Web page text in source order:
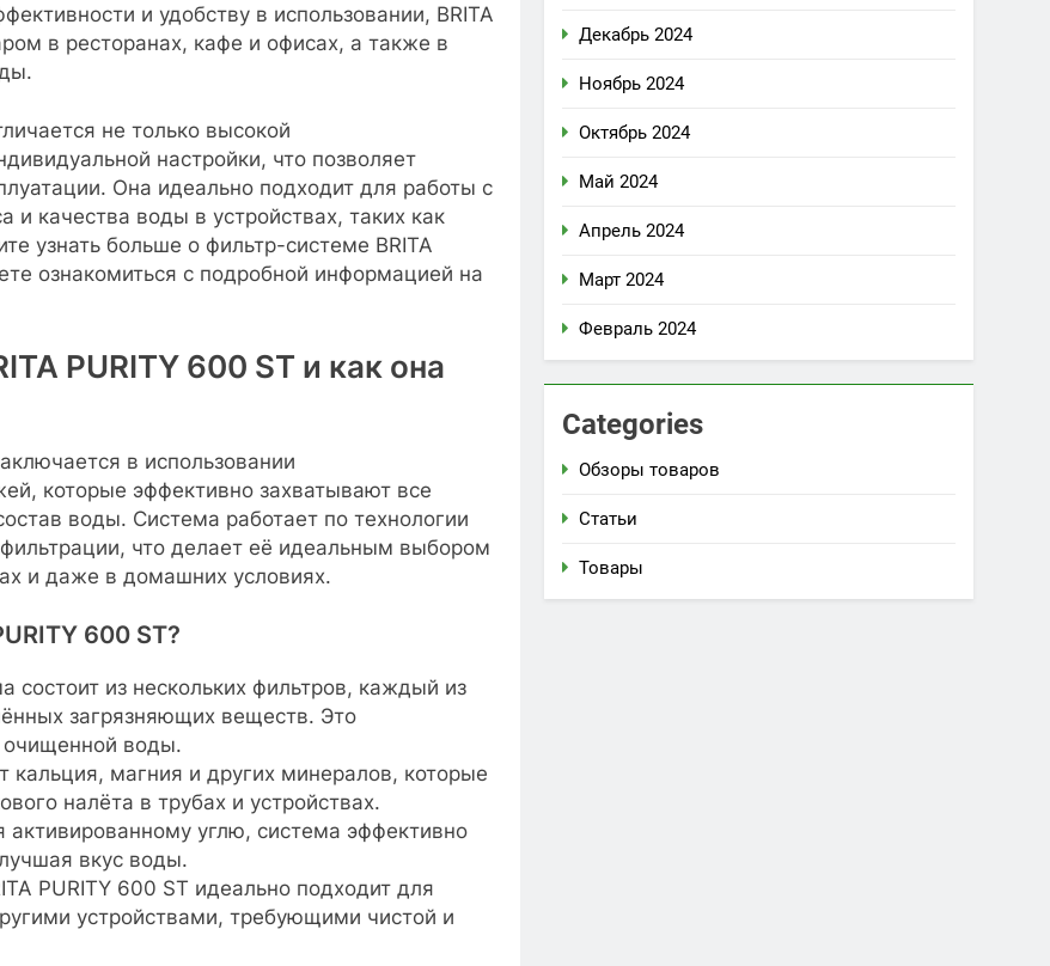
и удобству в использовании, BRITA
в ресторанах, кафе и офисах, а также в
не только высокой
настройки, что позволяет
Она идеально подходит для работы с
и качества воды в устройствах, таких как
узнать больше о фильтр-системе BRITA
ознакомиться с подробной информацией на
PURITY 600 ST и как она
в использовании
которые эффективно захватывают все
воды. Система работает по технологии
что делает её идеальным выбором
и даже в домашних условиях.
600 ST?
состоит из нескольких фильтров, каждый из
загрязняющих веществ. Это
очищенной воды.
магния и других минералов, которые
налёта в трубах и устройствах.
углю, система эффективно
вкус воды.
PURITY 600 ST идеально подходит для
устройствами, требующими чистой и
Декабрь 2024
Ноябрь 2024
Октябрь 2024
Май 2024
Апрель 2024
Март 2024
Февраль 2024
Categories
Обзоры товаров
Статьи
Товары